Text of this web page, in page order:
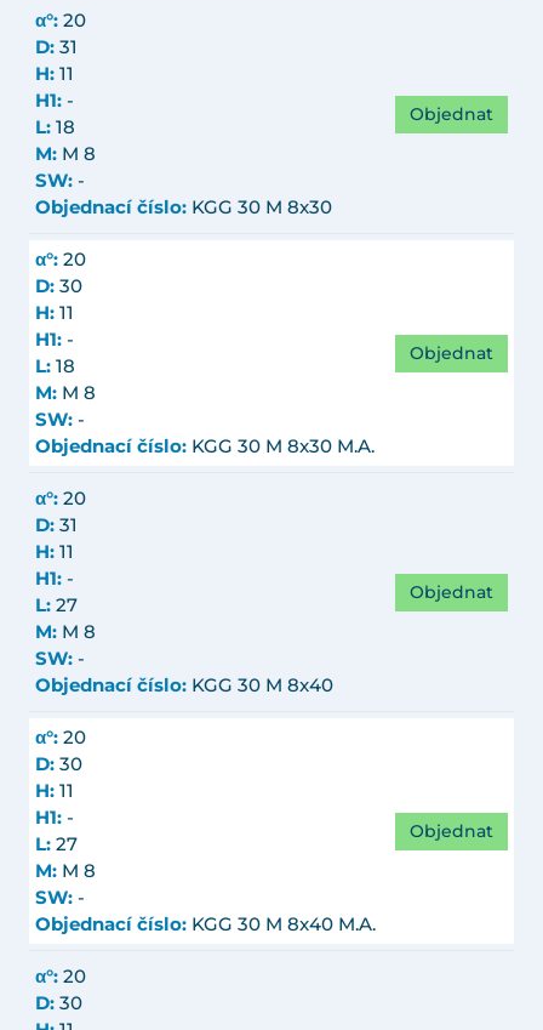
α°: 20
D: 31
H: 11
H1: -
L: 18
M: M 8
SW: -
Objednací číslo: KGG 30 M 8x30
Objednat
α°: 20
D: 30
H: 11
H1: -
L: 18
M: M 8
SW: -
Objednací číslo: KGG 30 M 8x30 M.A.
Objednat
α°: 20
D: 31
H: 11
H1: -
L: 27
M: M 8
SW: -
Objednací číslo: KGG 30 M 8x40
Objednat
α°: 20
D: 30
H: 11
H1: -
L: 27
M: M 8
SW: -
Objednací číslo: KGG 30 M 8x40 M.A.
Objednat
α°: 20
D: 30